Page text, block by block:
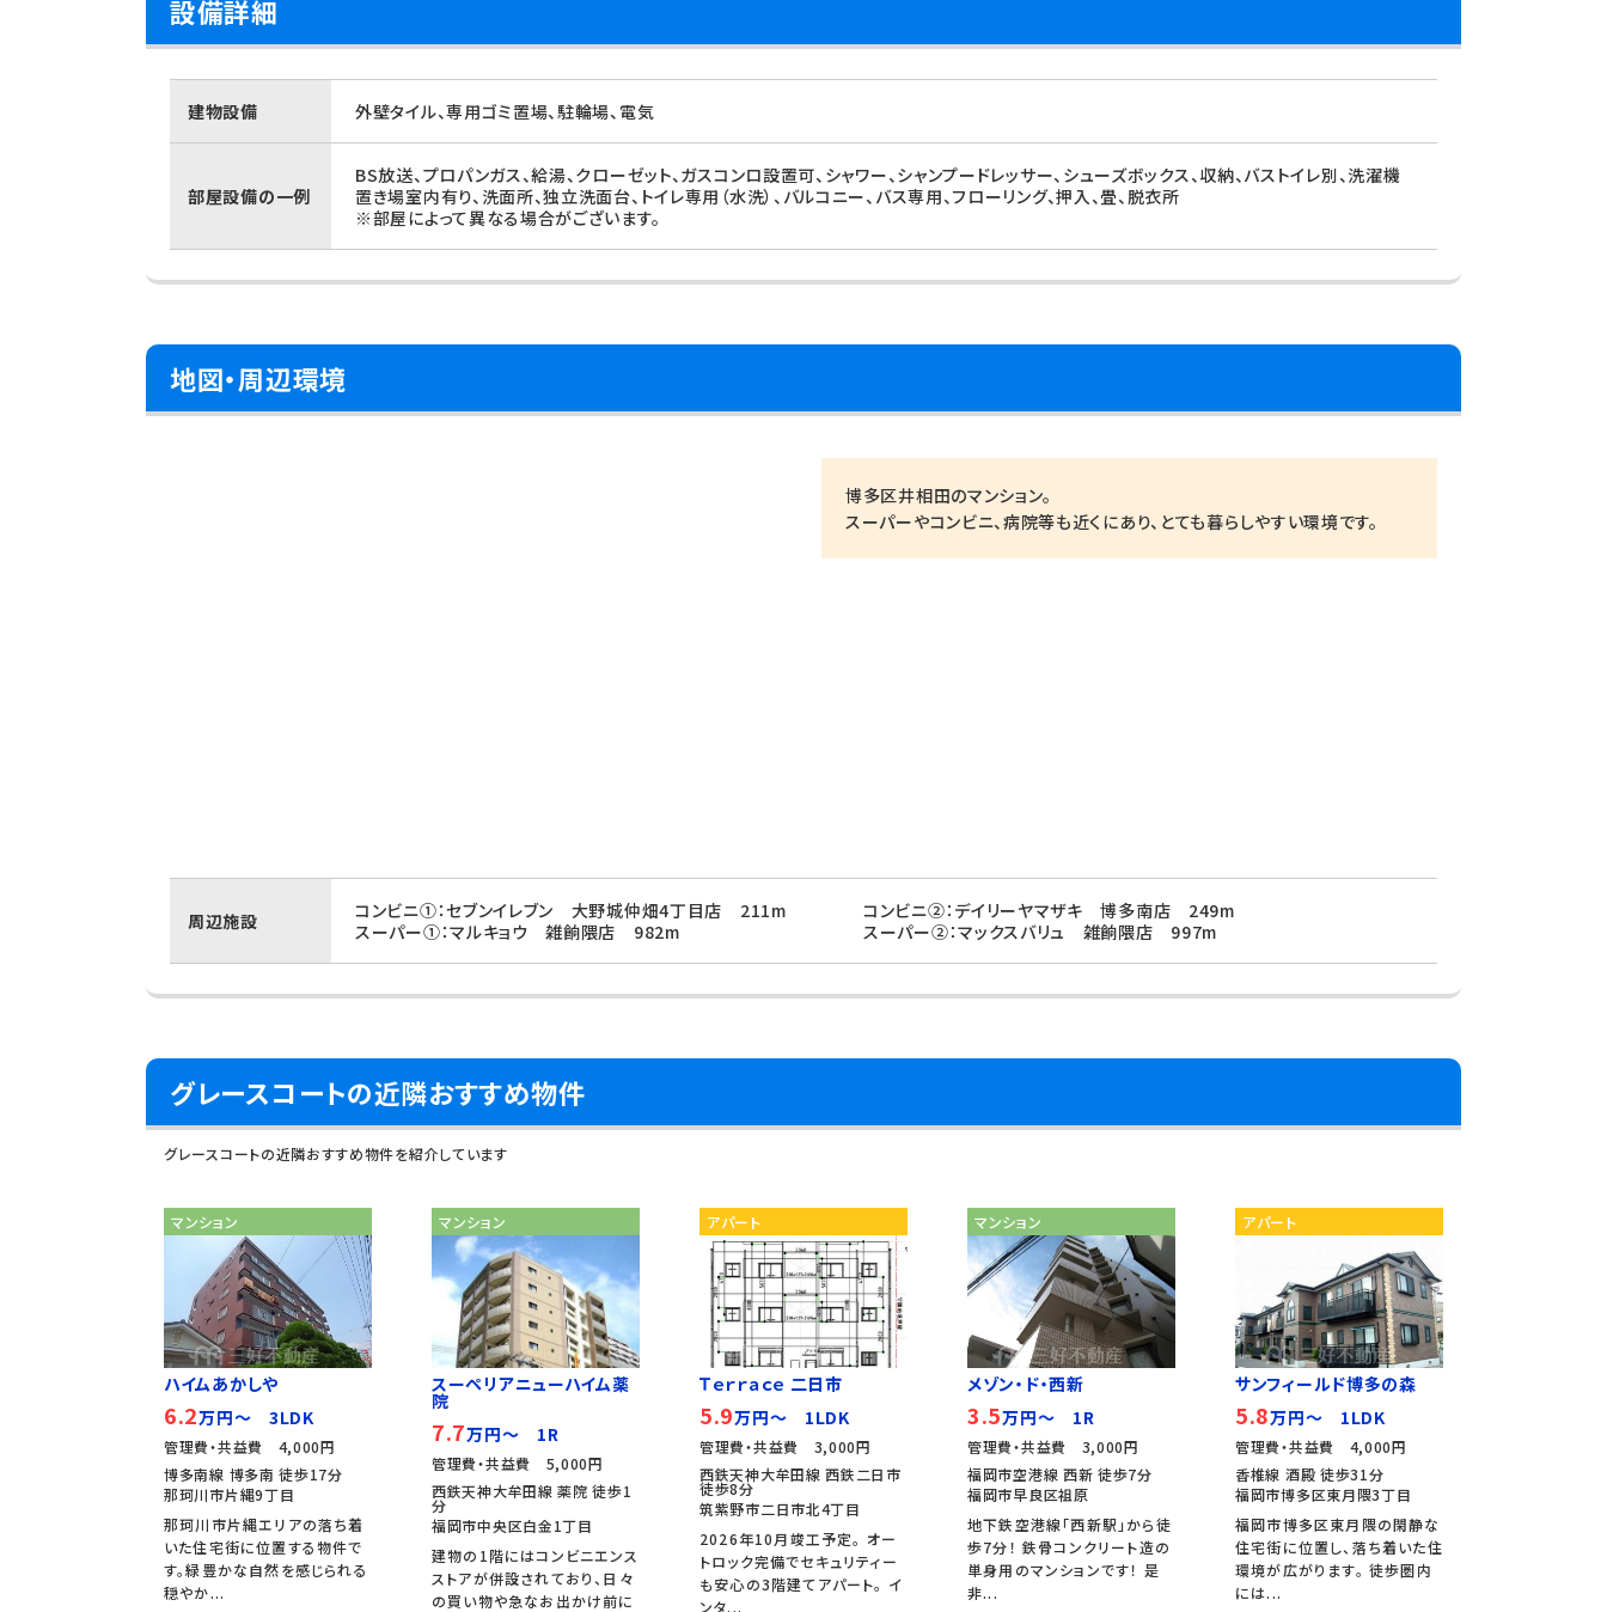
設備詳細
建物設備 外壁タイル、専用ゴミ置場、駐輪場、電気
部屋設備の一例
BS放送、プロパンガス、給湯、クローゼット、ガスコンロ設置可、シャワー、シャンプードレッサー、シューズボックス、収納、バストイレ別、洗濯機
置き場室内有り、洗面所、独立洗面台、トイレ専用（水洗）、バルコニー、バス専用、フローリング、押入、畳、脱衣所
※部屋によって異なる場合がございます。
地図・周辺環境
博多区井相田のマンション。
スーパーやコンビニ、病院等も近くにあり、とても暮らしやすい環境です。
周辺施設 コンビニ①：セブンイレブン 大野城仲畑4丁目店 211m
コンビニ②：デイリーヤマザキ 博多南店 249m
スーパー①：マルキョウ 雑餉隈店 982m
スーパー②：マックスバリュ 雑餉隈店 997m
グレースコートの近隣おすすめ物件
グレースコートの近隣おすすめ物件を紹介しています
マンション
ハイムあかしや
6.2万円～ 3LDK
管理費・共益費 4,000円
博多南線 博多南 徒歩17分
那珂川市片縄9丁目
那珂川市片縄エリアの落ち着
いた住宅街に位置する物件で
す。緑豊かな自然を感じられる
穏やか...
マンション
スーペリアニューハイム薬
院
7.7万円～ 1R
管理費・共益費 5,000円
西鉄天神大牟田線 薬院 徒歩1
分
福岡市中央区白金1丁目
建物の1階にはコンビニエンス
ストアが併設されており、日々
の買い物や急なお出かけ前に
アパート
Ｔｅｒｒａｃｅ 二日市
5.9万円～ 1LDK
管理費・共益費 3,000円
西鉄天神大牟田線 西鉄二日市
徒歩8分
筑紫野市二日市北4丁目
2026年10月竣工予定。 オー
トロック完備でセキュリティー
も安心の3階建てアパート。 イ
ンタ...
マンション
メゾン・ド・西新
3.5万円～ 1R
管理費・共益費 3,000円
福岡市空港線 西新 徒歩7分
福岡市早良区祖原
地下鉄空港線「西新駅」から徒
歩7分！ 鉄骨コンクリート造の
単身用のマンションです！ 是
非...
アパート
サンフィールド博多の森
5.8万円～ 1LDK
管理費・共益費 4,000円
香椎線 酒殿 徒歩31分
福岡市博多区東月隈3丁目
福岡市博多区東月隈の閑静な
住宅街に位置し、落ち着いた住
環境が広がります。 徒歩圏内
には...